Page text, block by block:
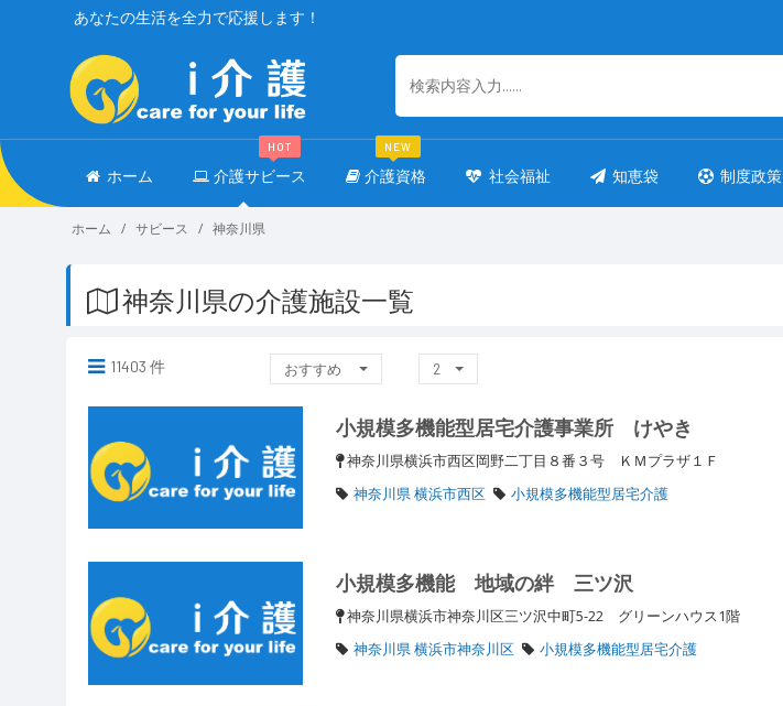
あなたの生活を全力で応援します！
ホーム 介護サビース
HOT
介護資格
NEW
社会福祉 知恵袋 制度政策
ホーム サビース 神奈川県
神奈川県の介護施設一覧
11403 件 おすすめ 2
小規模多機能型居宅介護事業所 けやき
神奈川県横浜市西区岡野二丁目８番３号 ＫＭプラザ１Ｆ
神奈川県 横浜市西区
小規模多機能型居宅介護
小規模多機能 地域の絆 三ツ沢
神奈川県横浜市神奈川区三ツ沢中町5-22 グリーンハウス1階
神奈川県 横浜市神奈川区
小規模多機能型居宅介護